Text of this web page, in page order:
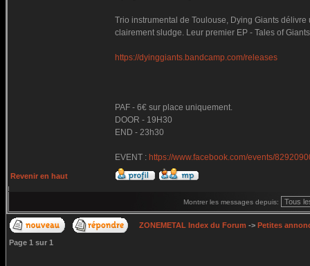
Trio instrumental de Toulouse, Dying Giants
clairement sludge. Leur premier EP - Tales of
https://dyinggiants.bandcamp.com/releases
PAF - 6€ sur place uniquement.
DOOR - 19H30
END - 23h30
EVENT : https://www.facebook.com/events/
Revenir en haut
Montrer les messages depuis:
ZONEMETAL Index du Forum -> Petites
Page 1 sur 1